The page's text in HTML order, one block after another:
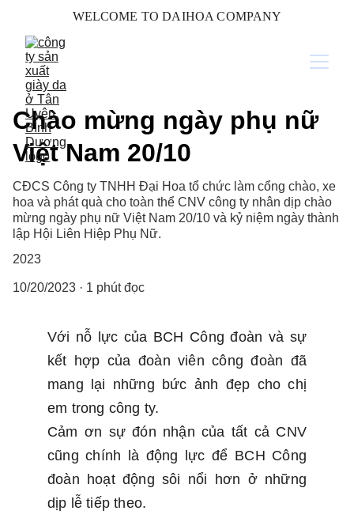
WELCOME TO DAIHOA COMPANY
Chào mừng ngày phụ nữ
Việt Nam 20/10
CĐCS Công ty TNHH Đại Hoa tổ chức làm cổng chào, xe
hoa và phát quà cho toàn thể CNV công ty nhân dịp chào
mừng ngày phụ nữ Việt Nam 20/10 và kỷ niệm ngày thành
lập Hội Liên Hiệp Phụ Nữ.
2023
10/20/2023 1 phút đọc
Với nỗ lực của BCH Công đoàn và sự
kết hợp của đoàn viên công đoàn đã
mang lại những bức ảnh đẹp cho chị
em trong công ty.
Cảm ơn sự đón nhận của tất cả CNV
cũng chính là động lực để BCH Công
đoàn hoạt động sôi nổi hơn ở những
dịp lễ tiếp theo.